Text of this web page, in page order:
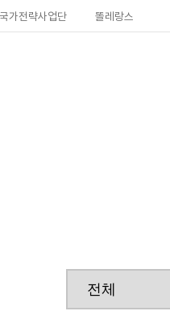
가전략사업단 똘레랑스